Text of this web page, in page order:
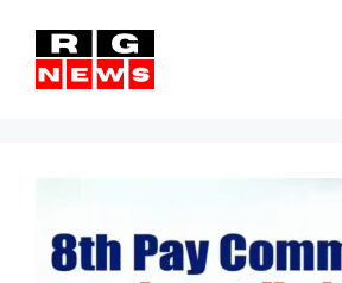
content